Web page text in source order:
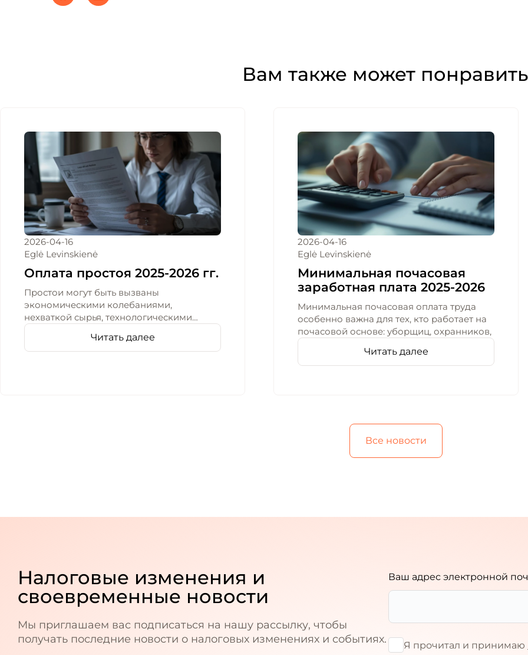
Вам также может
2026-04-16
Eglė Levinskienė
Оплата простоя 2025-2026 гг.
Простои могут быть вызваны
экономическими колебаниями,
нехваткой сырья, технологическими
проблемами или решениями
работодателя. Их оплата
Читать далее
2026-04-16
Eglė Levinskienė
Минимальная почасовая
заработная плата 2025-2026
Минимальная почасовая оплата труда
особенно важна для тех, кто работает на
почасовой основе: уборщиц, охранников,
Читать далее
Все новости
Налоговые изменения и
своевременные новости
Мы приглашаем вас подписаться на нашу рассылку, чтобы
получать последние новости о налоговых изменениях и событиях.
Ваш адрес электронной
Я прочитал и принимаю